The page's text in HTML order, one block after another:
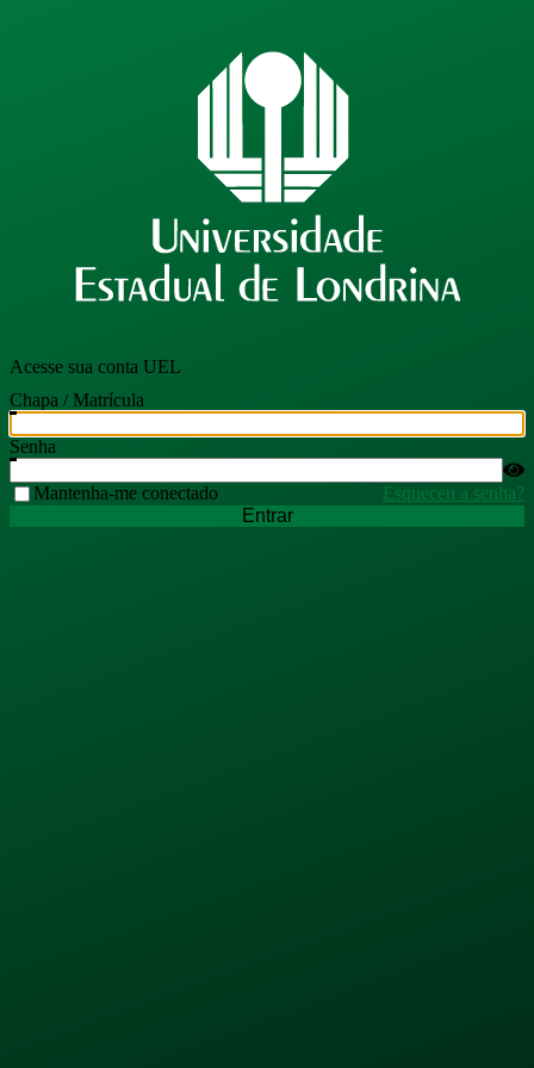
Acesse sua conta UEL
Chapa / Matrícula
Senha
Mantenha-me conectado
Esqueceu a senha?
Entrar